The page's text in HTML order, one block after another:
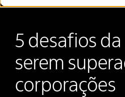
5 desafios
serem
corporações